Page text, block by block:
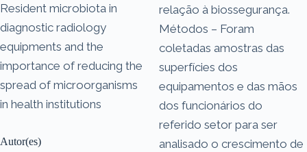
Resident microbiota in
diagnostic radiology
equipments and the
importance of reducing the
spread of microorganisms
in health institutions
Autor(es)
relação à biossegurança.
Métodos – Foram
coletadas amostras das
superfícies dos
equipamentos e das mãos
dos funcionários do
referido setor para ser
analisado o crescimento de